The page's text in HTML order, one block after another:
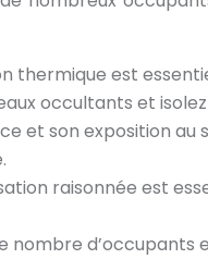
thermique est
occultants et
et son exposition
raisonnée est